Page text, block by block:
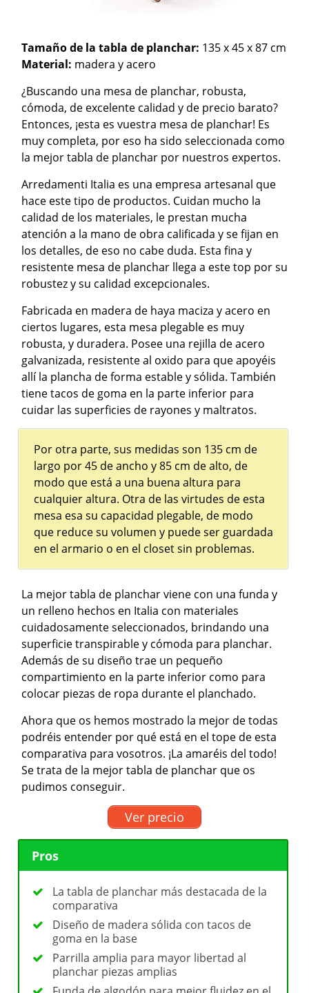
Tamaño de la tabla de planchar: 135 x 45 x 87 cm
Material: madera y acero
¿Buscando una mesa de planchar, robusta,
cómoda, de excelente calidad y de precio barato?
Entonces, ¡esta es vuestra mesa de planchar! Es
muy completa, por eso ha sido seleccionada como
la mejor tabla de planchar por nuestros expertos.
Arredamenti Italia es una empresa artesanal que
hace este tipo de productos. Cuidan mucho la
calidad de los materiales, le prestan mucha
atención a la mano de obra calificada y se fijan en
los detalles, de eso no cabe duda. Esta fina y
resistente mesa de planchar llega a este top por su
robustez y su calidad excepcionales.
Fabricada en madera de haya maciza y acero en
ciertos lugares, esta mesa plegable es muy
robusta, y duradera. Posee una rejilla de acero
galvanizada, resistente al oxido para que apoyéis
allí la plancha de forma estable y sólida. También
tiene tacos de goma en la parte inferior para
cuidar las superficies de rayones y maltratos.
Por otra parte, sus medidas son 135 cm de
largo por 45 de ancho y 85 cm de alto, de
modo que está a una buena altura para
cualquier altura. Otra de las virtudes de esta
mesa esa su capacidad plegable, de modo
que reduce su volumen y puede ser guardada
en el armario o en el closet sin problemas.
La mejor tabla de planchar viene con una funda y
un relleno hechos en Italia con materiales
cuidadosamente seleccionados, brindando una
superficie transpirable y cómoda para planchar.
Además de su diseño trae un pequeño
compartimiento en la parte inferior como para
colocar piezas de ropa durante el planchado.
Ahora que os hemos mostrado la mejor de todas
podréis entender por qué está en el tope de esta
comparativa para vosotros. ¡La amaréis del todo!
Se trata de la mejor tabla de planchar que os
pudimos conseguir.
Ver precio
Pros
La tabla de planchar más destacada de la
comparativa
Diseño de madera sólida con tacos de
goma en la base
Parrilla amplia para mayor libertad al
planchar piezas amplias